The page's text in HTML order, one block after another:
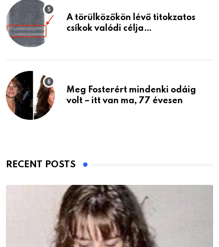
A törülközőkön lévő titokzatos
csíkok valódi célja…
Meg Fosterért mindenki odáig
volt – itt van ma, 77 évesen
RECENT POSTS